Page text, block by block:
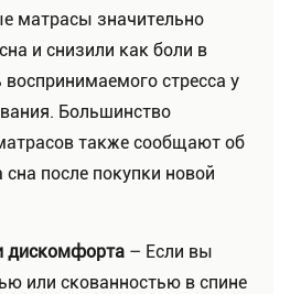
матрасы значительно
и снизили как боли в
воспринимаемого стресса у
Большинство
также сообщают об
после покупки новой
дискомфорта – Если вы
или скованностью в спине